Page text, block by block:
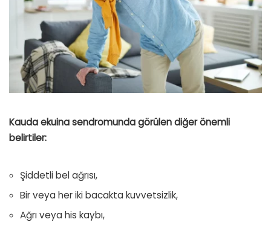
Kauda ekuina sendromunda görülen diğer önemli
belirtiler:
Şiddetli bel ağrısı,
Bir veya her iki bacakta kuvvetsizlik,
Ağrı veya his kaybı,